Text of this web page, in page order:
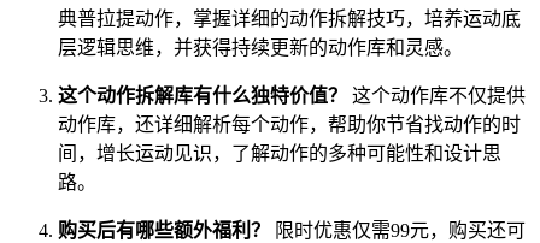
典普拉提动作，掌握详细的动作拆解技巧，培养运动底
层逻辑思维，并获得持续更新的动作库和灵感。
这个动作拆解库有什么独特价值？
这个动作库不仅提供
动作库，还详细解析每个动作，帮助你节省找动作的时
间，增长运动见识，了解动作的多种可能性和设计思
路。
购买后有哪些额外福利？
限时优惠仅需99元，购买还可